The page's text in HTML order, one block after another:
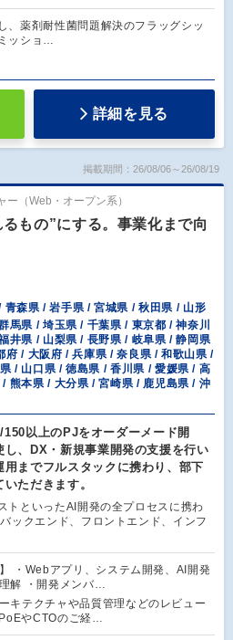
、薬剤耐性菌問題解決のフラッグシッ
ッショ…
詳細を見る
掲載期間：26/08/06～26/08/19
ー（Web・オープン系）
もの”にする。事業化まで向
青森県 / 岩手県 / 宮城県 / 秋田県 / 山形
馬県 / 埼玉県 / 千葉県 / 東京都 / 神奈川
井県 / 山梨県 / 長野県 / 岐阜県 / 静岡県
府 / 大阪府 / 兵庫県 / 奈良県 / 和歌山県 /
/ 山口県 / 徳島県 / 香川県 / 愛媛県 / 高
熊本県 / 大分県 / 宮崎県 / 鹿児島県 / 沖
150以上のPJをオーダーメード開
し、DX・新規事業開発の支援を行い
用までフルスタックに携わり、部下
ただきます。
トといったAI開発の全プロセスに携わ
ックエンド、フロントエンド、インフ
】 ・Webアプリ、システム開発、AI開発
解 ・開発メンバ…
キテクチャや品質管理などのレビュー
やCTOのご経…